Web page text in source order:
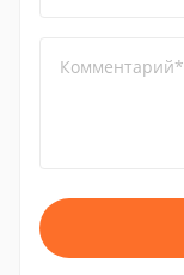
Комментарий*